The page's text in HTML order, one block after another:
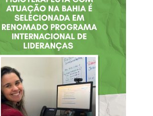
FISIOTERAPEUTA
COM ATUAÇÃO NA
BAHIA É
SELECIONADA EM
RENOMADO
PROGRAMA
INTERNACIONAL
DE LIDERANÇAS